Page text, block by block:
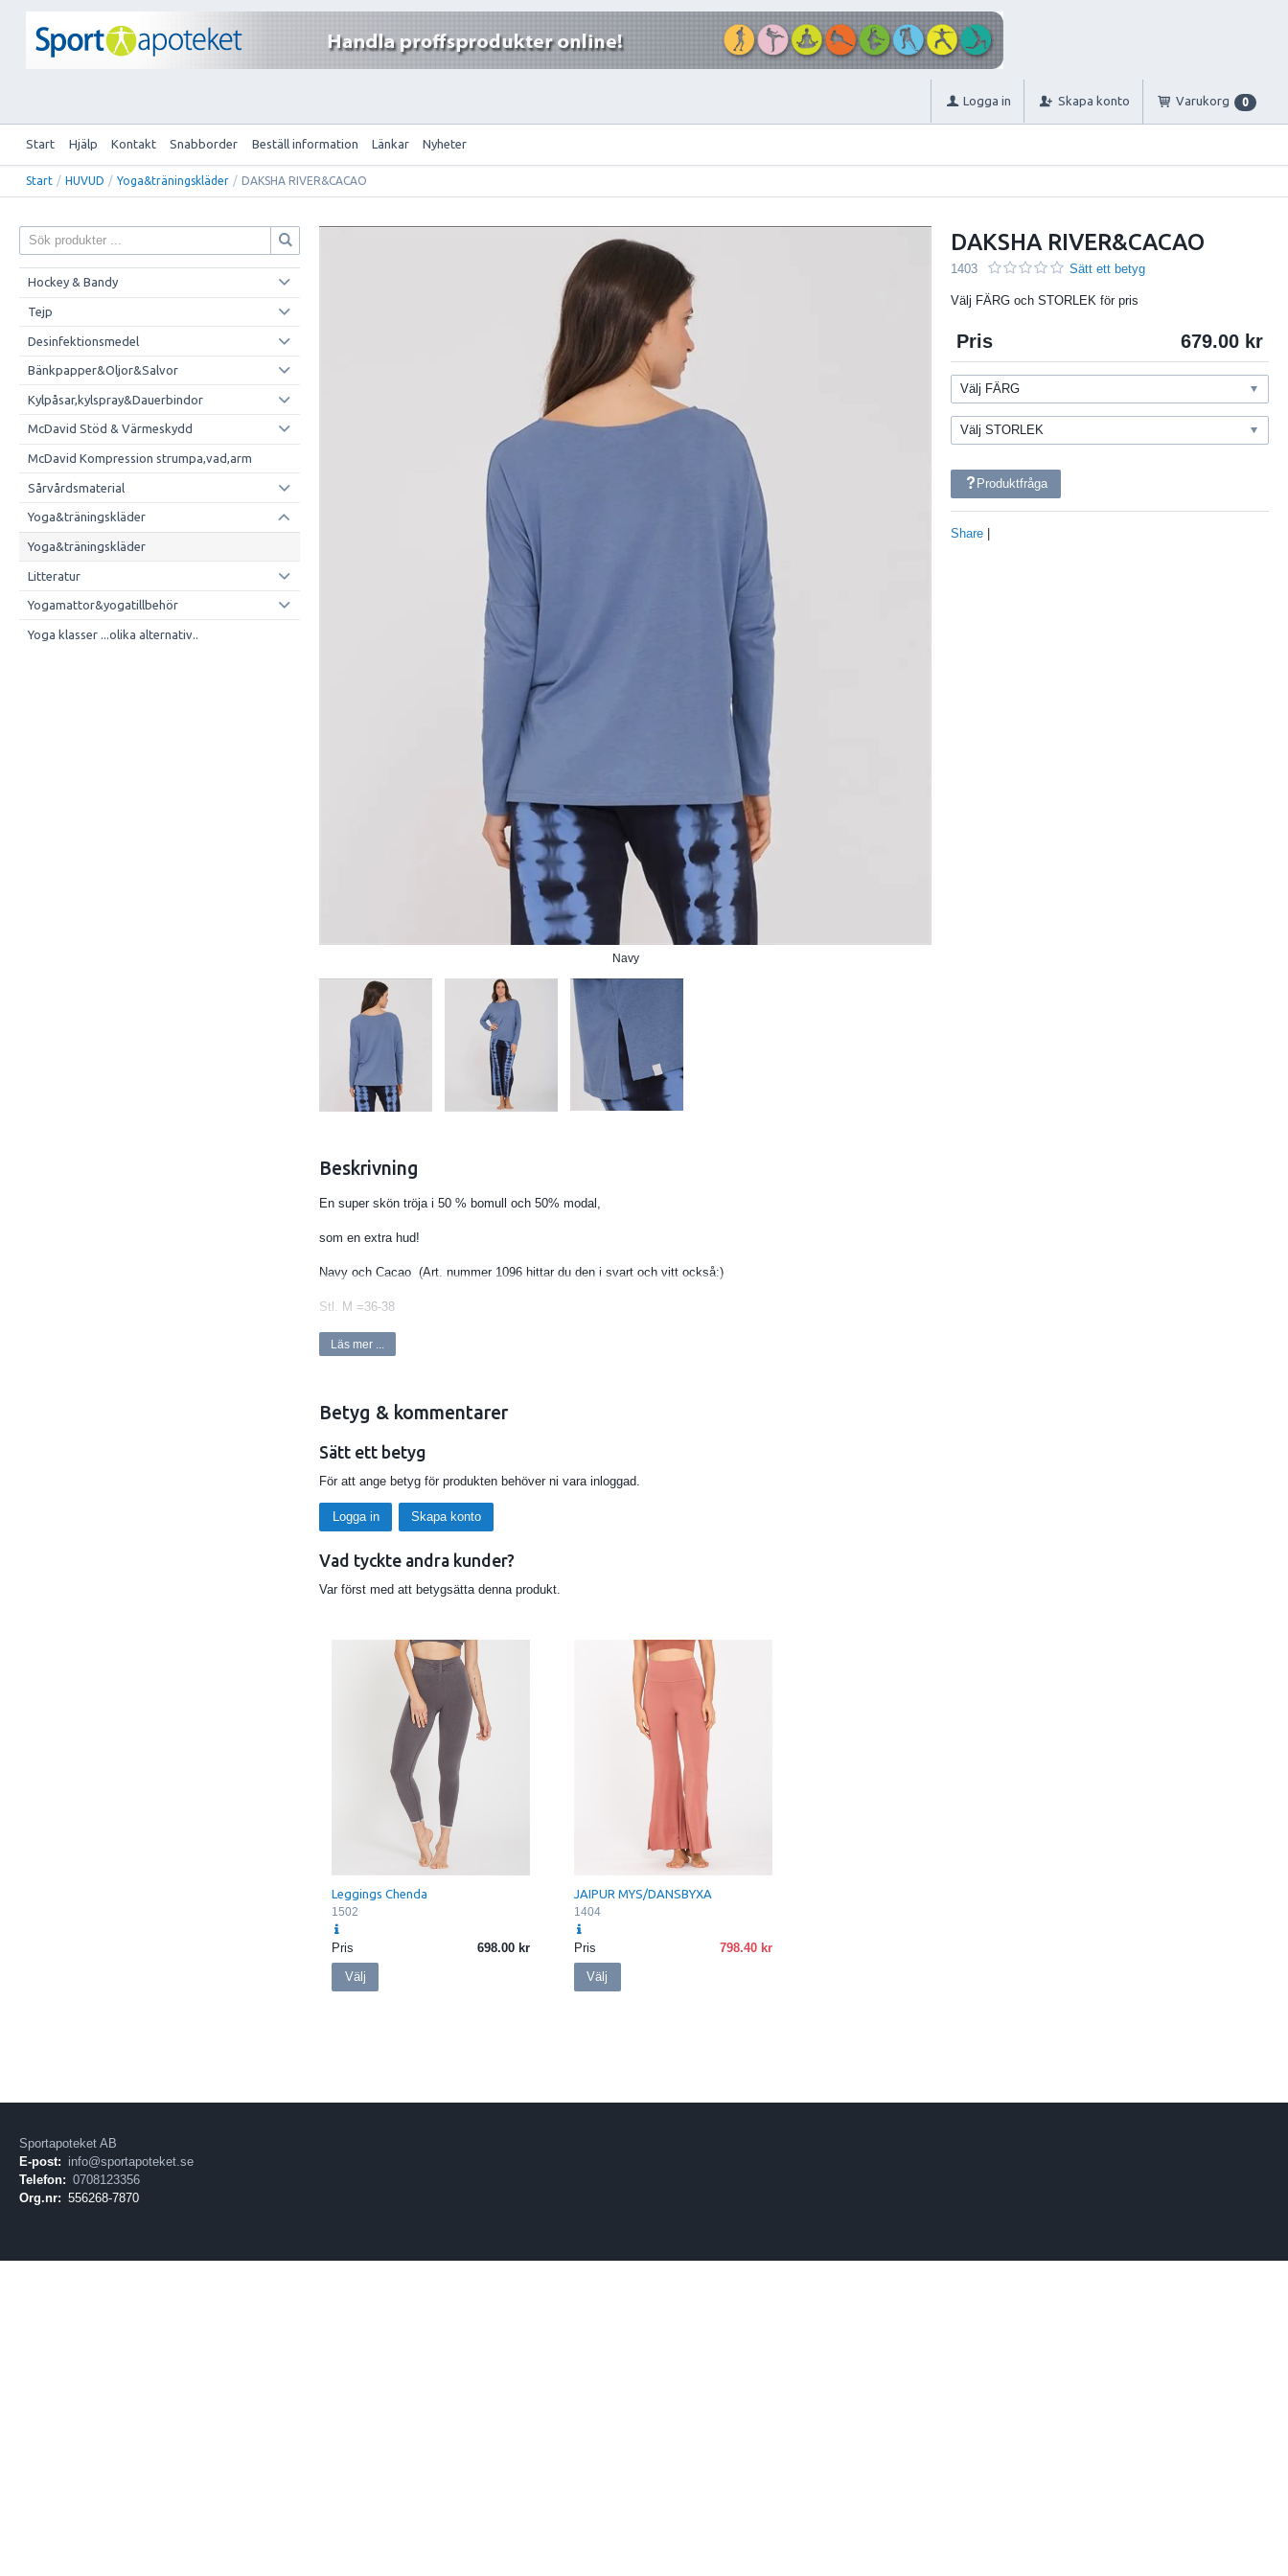
Logga in Skapa konto Varukorg 0
Start Hjälp Kontakt Snabborder Beställ information Länkar Nyheter
Start / HUVUD / Yoga&träningskläder / DAKSHA RIVER&CACAO
Hockey & Bandy
Tejp
Desinfektionsmedel
Bänkpapper&Oljor&Salvor
Kylpåsar,kylspray&Dauerbindor
McDavid Stöd & Värmeskydd
McDavid Kompression strumpa,vad,arm
Sårvårdsmaterial
Yoga&träningskläder
Yoga&träningskläder
Litteratur
Yogamattor&yogatillbehör
Yoga klasser ...olika alternativ..
Navy
DAKSHA RIVER&CACAO
1403 Sätt ett betyg
Välj FÄRG och STORLEK för pris
Pris 679.00
Produktfråga
Share |
Beskrivning
En super skön tröja i 50 % bomull och 50% modal,
som en extra hud!
Navy och Cacao (Art. nummer 1096 hittar du den i svart och vitt också:)
Stl. M =36-38
Stl. L = 38-42
VILL DU HA DEN RYMLIG TA EN STORLEK STÖRRE! Är lite tajt runt armen!
Läs mer ...
Betyg & kommentarer
Sätt ett betyg
För att ange betyg för produkten behöver ni vara inloggad.
Logga in Skapa konto
Vad tyckte andra kunder?
Var först med att betygsätta denna produkt.
Leggings Chenda
1502
Pris 698.00
Välj
JAIPUR MYS/DANSBYXA
1404
Pris 798.40
Välj
Sportapoteket AB
E-post: info@sportapoteket.se
Telefon: 0708123356
Org.nr: 556268-7870